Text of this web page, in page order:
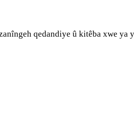
qedandiye û kitêba xwe